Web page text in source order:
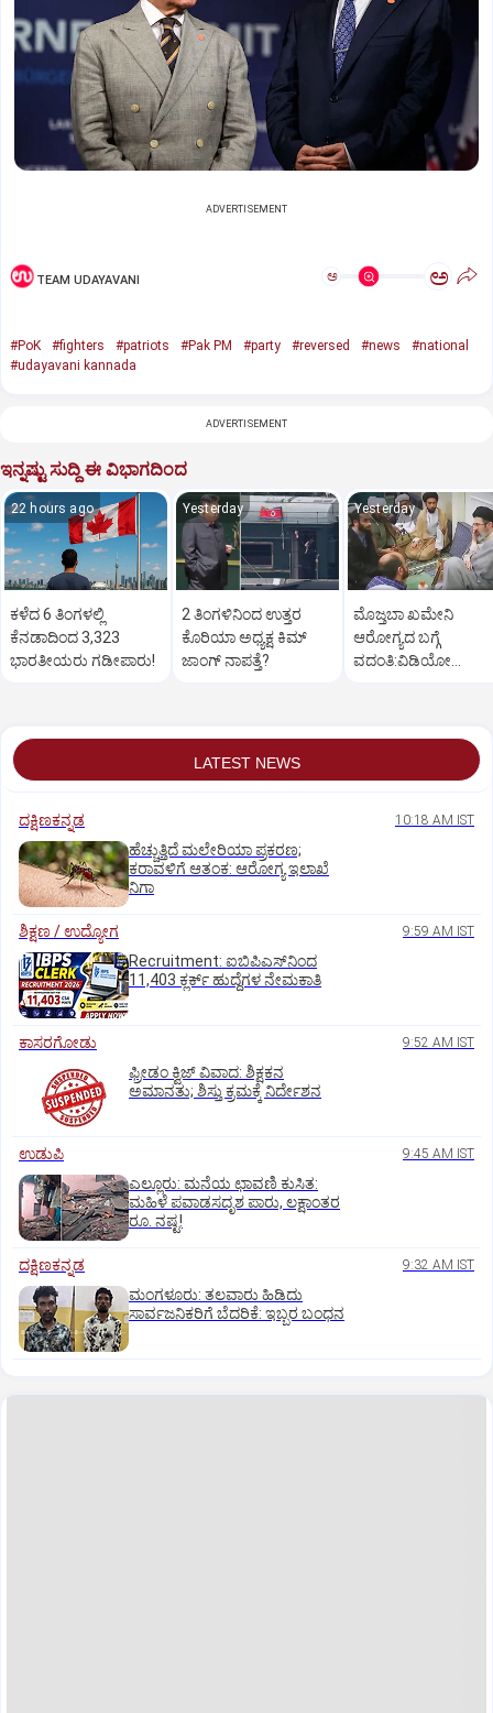
ADVERTISEMENT
TEAM UDAYAVANI ಅ ಅ
#PoK #fighters #patriots #Pak PM #party #reversed #news
#national
#udayavani kannada
ADVERTISEMENT
ಇನ್ನಷ್ಟು ಸುದ್ದಿ ಈ ವಿಭಾಗದಿಂದ
22 hours ago
ಕಳೆದ 6 ತಿಂಗಳಲ್ಲಿ
ಕೆನಡಾದಿಂದ 3,323
ಭಾರತೀಯರು ಗಡೀಪಾರು!
Yesterday
2 ತಿಂಗಳಿನಿಂದ ಉತ್ತರ
ಕೊರಿಯಾ ಅಧ್ಯಕ್ಷ ಕಿಮ್‌
ಜಾಂಗ್‌ ನಾಪತ್ತೆ?
Yesterday
ಮೊಜ್ತಬಾ ಖಮೇನಿ
ಆರೋಗ್ಯದ ಬಗ್ಗೆ
ವದಂತಿ:ವಿಡಿಯೋ
LATEST NEWS
ದಕ್ಷಿಣಕನ್ನಡ 10:18 AM IST
ಹೆಚ್ಚುತ್ತಿದೆ ಮಲೇರಿಯಾ ಪ್ರಕರಣ;
ಕರಾವಳಿಗೆ ಆತಂಕ: ಆರೋಗ್ಯ ಇಲಾಖೆ
ನಿಗಾ
ಶಿಕ್ಷಣ / ಉದ್ಯೋಗ 9:59 AM IST
Recruitment: ಐಬಿಪಿಎಸ್‌ನಿಂದ
11,403 ಕ್ಲರ್ಕ್‌ ಹುದ್ದೆಗಳ ನೇಮಕಾತಿ
ಕಾಸರಗೋಡು 9:52 AM IST
ಫ್ರೀಡಂ ಕ್ವಿಜ್‌ ವಿವಾದ: ಶಿಕ್ಷಕನ
ಅಮಾನತು; ಶಿಸ್ತು ಕ್ರಮಕ್ಕೆ ನಿರ್ದೇಶನ
ಉಡುಪಿ 9:45 AM IST
ಎಲ್ಲೂರು: ಮನೆಯ ಛಾವಣಿ ಕುಸಿತ:
ಮಹಿಳೆ ಪವಾಡಸದೃಶ ಪಾರು, ಲಕ್ಷಾಂತರ
ರೂ. ನಷ್ಟ!
ದಕ್ಷಿಣಕನ್ನಡ 9:32 AM IST
ಮಂಗಳೂರು: ತಲವಾರು ಹಿಡಿದು
ಸಾರ್ವಜನಿಕರಿಗೆ ಬೆದರಿಕೆ: ಇಬ್ಬರ ಬಂಧನ